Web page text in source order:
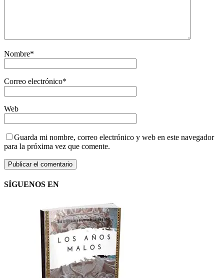
Nombre*
Correo electrónico*
Web
Guarda mi nombre, correo electrónico y web en este navegador
para la próxima vez que comente.
SÍGUENOS EN